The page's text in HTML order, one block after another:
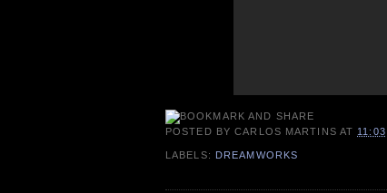
POSTED BYCARLOS MARTINS AT 11:03
LABELS: DREAMWORKS